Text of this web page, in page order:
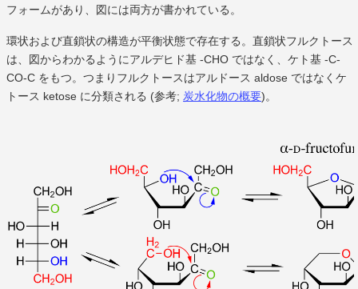
フォームがあり、図には両方が書かれている。
環状および直鎖状の構造が平衡状態で存在する。直鎖状フルクトース
は、図からわかるようにアルデヒド基 -CHO ではなく、ケト基 -C-
CO-C をもつ。つまりフルクトースはアルドース aldose ではなくケ
トース ketose に分類される (参考; 炭水化物の概要)。